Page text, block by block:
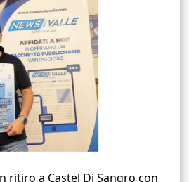
ritiro a Castel Di Sangro con